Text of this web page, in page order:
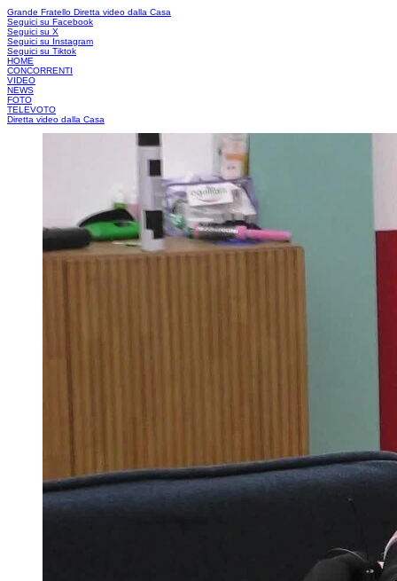
Grande Fratello Diretta video dalla Casa
Seguici su Facebook
Seguici su X
Seguici su Instagram
Seguici su Tiktok
HOME
CONCORRENTI
VIDEO
NEWS
FOTO
TELEVOTO
Diretta video dalla Casa